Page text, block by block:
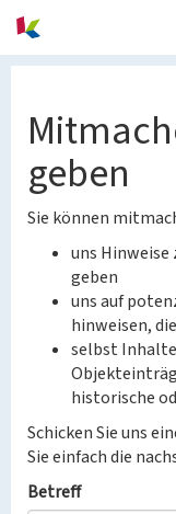
geben
Sie können
uns
geben
uns auf
hinweisen,
selbst
historische
Schicken Sie uns
Sie einfach die
Betreff